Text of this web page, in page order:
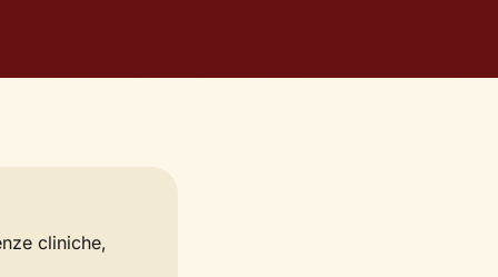
cliniche,